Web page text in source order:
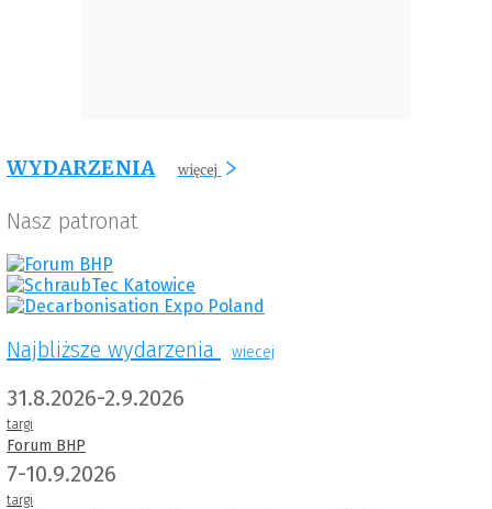
WYDARZENIA więcej
Nasz patronat
Najbliższe wydarzenia wiecej
31.8.2026-2.9.2026
targi
Forum BHP
7-10.9.2026
targi